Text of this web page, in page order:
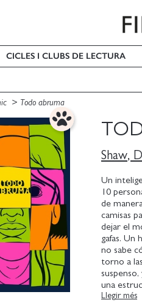
CICLES I CLUBS DE LECTURA
Todo abruma
Shaw,
Un
10
de
camisas
dejar el
gafas. Un
no sabe
torno a
una
Llegir més